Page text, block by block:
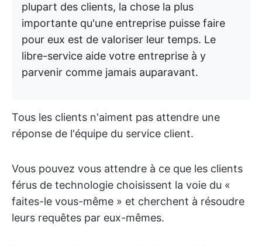
plupart des clients, la chose la plus
importante qu'une entreprise puisse faire
pour eux est de valoriser leur temps. Le
libre-service aide votre entreprise à y
parvenir comme jamais auparavant.
Tous les clients n'aiment pas attendre une
réponse de l'équipe du service client.
Vous pouvez vous attendre à ce que les clients
férus de technologie choisissent la voie du «
faites-le vous-même » et cherchent à résoudre
leurs requêtes par eux-mêmes.